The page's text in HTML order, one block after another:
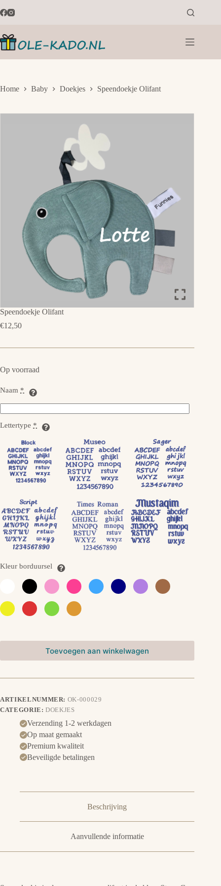
naar
Home Baby Doekjes Speendoekje Olifant
Speendoekje Olifant
€12,50
Op voorraad
Naam *
Lettertype *
Kleur borduursel
Toevoegen aan winkelwagen
ARTIKELNUMMER: OK-000029
CATEGORIE:DOEKJES
Verzending 1-2 werkdagen
Op maat gemaakt
Premium kwaliteit
Beveiligde betalingen
Beschrijving
Aanvullende informatie